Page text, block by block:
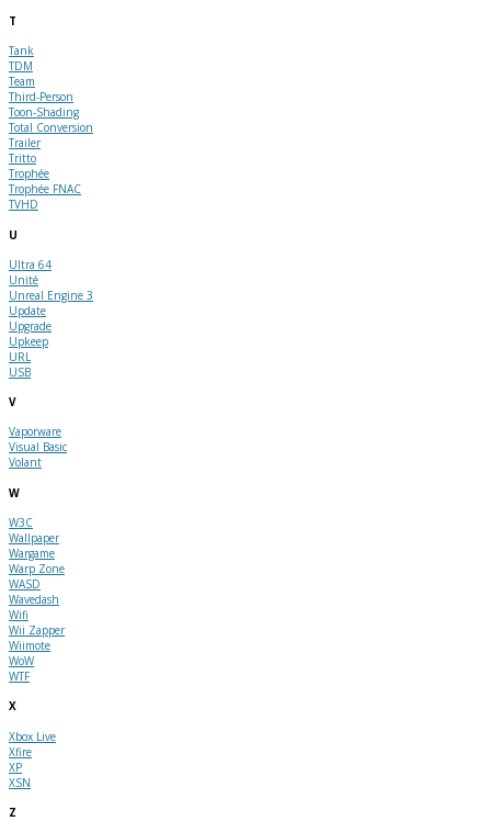
T
Tank
TDM
Team
Third-Person
Toon-Shading
Total Conversion
Trailer
Tritto
Trophée
Trophée FNAC
TVHD
U
Ultra 64
Unité
Unreal Engine 3
Update
Upgrade
Upkeep
URL
USB
V
Vaporware
Visual Basic
Volant
W
W3C
Wallpaper
Wargame
Warp Zone
WASD
Wavedash
Wifi
Wii Zapper
Wiimote
WoW
WTF
X
Xbox Live
Xfire
XP
XSN
Z